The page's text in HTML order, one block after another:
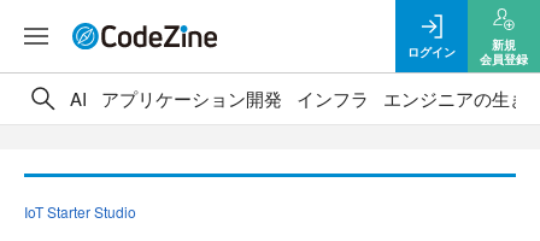
ログイン
新規
会員登録
AI アプリケーション開発 インフラ エンジニアの生き
IoT Starter Studio